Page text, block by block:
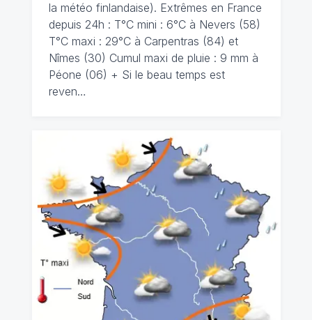
la météo finlandaise). Extrêmes en France
depuis 24h : T°C mini : 6°C à Nevers (58)
T°C maxi : 29°C à Carpentras (84) et
Nîmes (30) Cumul maxi de pluie : 9 mm à
Péone (06) + Si le beau temps est
reven…